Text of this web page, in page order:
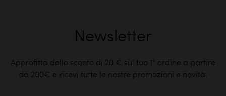
Newsletter
Approfitta dello sconto di 20 € sul tuo 1° ordine a partire
da 200€ e ricevi tutte le nostre promozioni e novità.